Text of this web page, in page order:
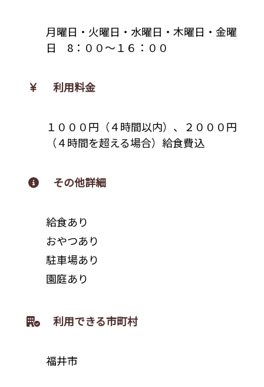
月曜日・火曜日・水曜日・木曜日・金曜
日 8：００～１６：００
利用料金
１０００円（４時間以内）、２０００円
（４時間を超える場合）給食費込
その他詳細
給食あり
おやつあり
駐車場あり
園庭あり
利用できる市町村
福井市